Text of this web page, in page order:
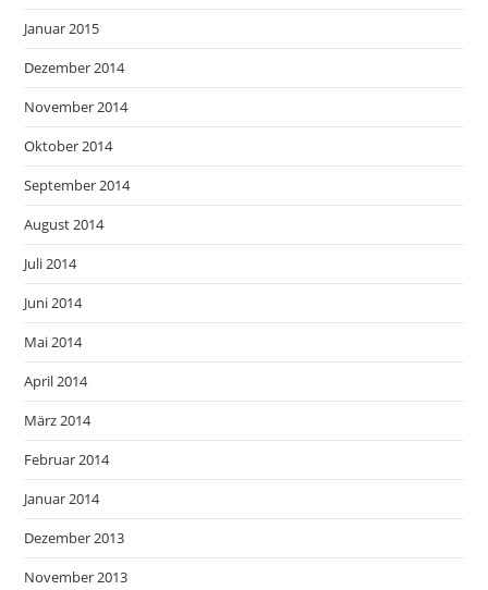
Januar 2015
Dezember 2014
November 2014
Oktober 2014
September 2014
August 2014
Juli 2014
Juni 2014
Mai 2014
April 2014
März 2014
Februar 2014
Januar 2014
Dezember 2013
November 2013